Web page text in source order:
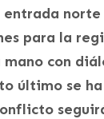
para la
con
último se